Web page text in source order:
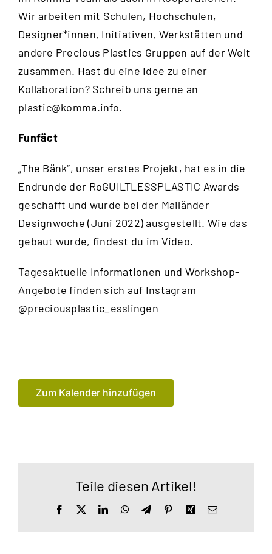
Wir arbeiten mit Schulen, Hochschulen,
Designer*innen, Initiativen, Werkstätten und
andere Precious Plastics Gruppen auf der Welt
zusammen. Hast du eine Idee zu einer
Kollaboration? Schreib uns gerne an
plastic@komma.info.
Funfäct
„The Bänk“, unser erstes Projekt, hat es in die
Endrunde der RoGUILTLESSPLASTIC Awards
geschafft und wurde bei der Mailänder
Designwoche (Juni 2022) ausgestellt. Wie das
gebaut wurde, findest du im Video.
Tagesaktuelle Informationen und Workshop-
Angebote finden sich auf Instagram
@preciousplastic_esslingen
Zum Kalender hinzufügen
Teile diesen Artikel!
Facebook LinkedInWhatsApp
TelegramPinterestXingE-